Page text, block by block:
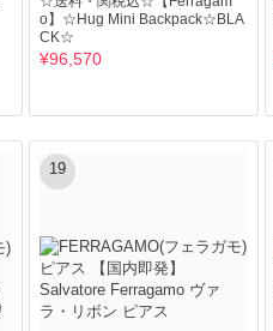
o】☆Hug Mini Backpack☆BLA
CK☆
¥96,570
19